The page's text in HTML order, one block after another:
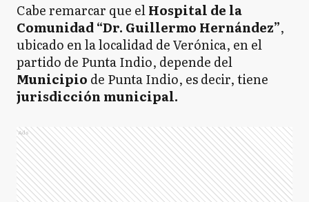
Cabe remarcar que elHospital de la
Comunidad “Dr. Guillermo Hernández”,
ubicado en la localidad de Verónica, en el
partido de Punta Indio, depende del
Municipio de Punta Indio, es decir, tiene
jurisdicción municipal.
Ads